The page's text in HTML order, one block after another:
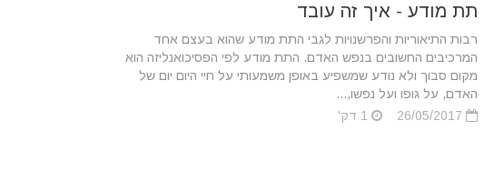
תת מודע - איך זה עובד
רבות התיאוריות והפרשנויות לגבי התת מודע שהוא בעצם אחד
המרכיבים החשובים בנפש האדם. התת מודע לפי הפסיכואנליזה הוא
מקום סבוך ולא נודע שמשפיע באופן משמעותי על חיי היום יום של
האדם, על גופו ועל נפשו,...